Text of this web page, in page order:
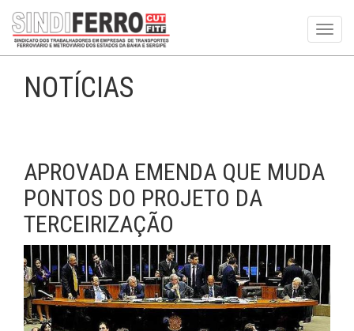
NOTÍCIAS
APROVADA EMENDA QUE MUDA
PONTOS DO PROJETO DA
TERCEIRIZAÇÃO